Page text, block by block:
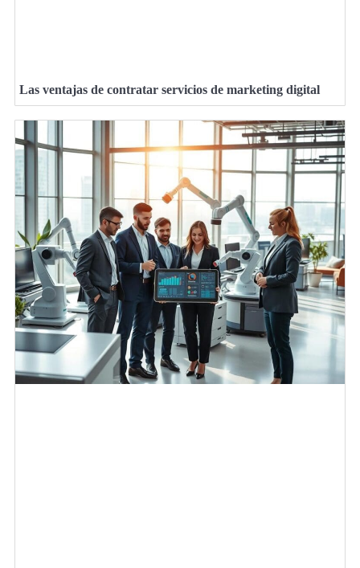
Las ventajas de contratar servicios de marketing digital